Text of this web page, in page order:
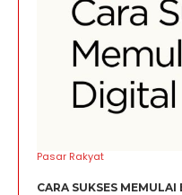
Pasar Rakyat
CARA SUKSES